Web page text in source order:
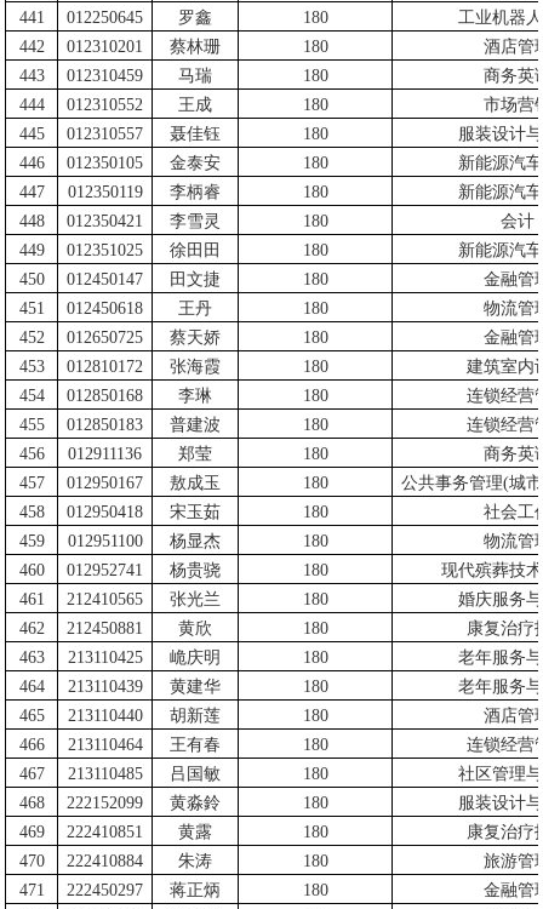
441
012250645 罗鑫 180
工业机器
442
012310201 蔡林珊 180
酒店管
443
012310459 马瑞 180
商务英
444
012310552 王成 180
市场营
445
012310557 聂佳钰 180
服装设计
446
012350105 金泰安 180
新能源汽
447
012350119 李柄睿 180
新能源汽
448
012350421 李雪灵 180
会计
449
012351025 徐田田 180
新能源汽
450
012450147 田文捷 180
金融管
451
012450618 王丹 180
物流管
452
012650725 蔡天娇 180
金融管
453
012810172 张海霞 180
建筑室内
454
012850168 李琳 180
连锁经营
455
012850183 普建波 180
连锁经营
456
012911136 郑莹 180
商务英
457
012950167 敖成玉 180 公共事务管理(城
458
012950418 宋玉茹 180
社会工
459
012951100 杨显杰 180
物流管
460
012952741 杨贵骁 180
现代殡葬技
461
212410565 张光兰 180
婚庆服务
462
212450881 黄欣 180
康复治疗
463
213110425 峗庆明 180
老年服务
464
213110439 黄建华 180
老年服务
465
213110440 胡新莲 180
酒店管
466
213110464 王有春 180
连锁经营
467
213110485 吕国敏 180
社区管理
468
222152099 黄淼鈴 180
服装设计
469
222410851 黄露 180
康复治疗
470
222410884 朱涛 180
旅游管
471
222450297 蒋正炳 180
金融管